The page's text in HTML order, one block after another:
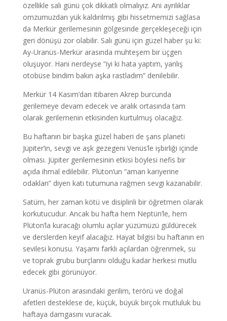
özellikle salı günü çok dikkatli olmalıyız. Ani ayrılıklar
omzumuzdan yük kaldırılmış gibi hissetmemizi sağlasa
da Merkür gerilemesinin gölgesinde gerçekleşeceği için
geri dönüşü zor olabilir. Salı günü için güzel haber şu ki:
Ay-Uranüs-Merkür arasında muhteşem bir üçgen
oluşuyor. Hani nerdeyse “iyi ki hata yaptım, yanlış
otobüse bindim bakın aşka rastladım” denilebilir.
Merkür 14 Kasım’dan itibaren Akrep burcunda
gerilemeye devam edecek ve aralık ortasında tam
olarak gerilemenin etkisinden kurtulmuş olacağız.
Bu haftanın bir başka güzel haberi de şans planeti
Jüpiter’in, sevgi ve aşk gezegeni Venüs’le işbirliği içinde
olması. Jüpiter gerilemesinin etkisi böylesi nefis bir
açıda ihmal edilebilir. Plüton’un “aman kariyerine
odaklan” diyen katı tutumuna rağmen sevgi kazanabilir.
Satürn, her zaman kötü ve disiplinli bir öğretmen olarak
korkutucudur. Ancak bu hafta hem Neptün’le, hem
Plüton’la kuracağı olumlu açılar yüzümüzü güldürecek
ve derslerden keyif alacağız. Hayat bilgisi bu haftanın en
sevilesi konusu. Yaşamı farklı açılardan öğrenmek, su
ve toprak grubu burçlarını olduğu kadar herkesi mutlu
edecek gibi görünüyor.
Uranüs-Plüton arasındaki gerilim, terörü ve doğal
afetleri desteklese de, küçük, büyük birçok mutluluk bu
haftaya damgasını vuracak.